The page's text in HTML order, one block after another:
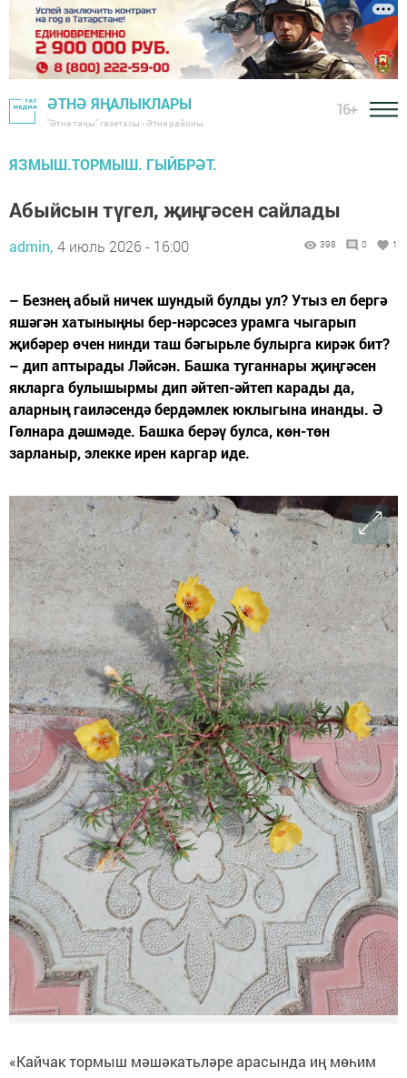
ӘТНӘ ЯҢАЛЫКЛАРЫ
"Әтнә таңы" газетасы - Әтнә районы
16+
ЯЗМЫШ.ТОРМЫШ. ГЫЙБРӘТ.
Абыйсын түгел, җиңгәсен сайлады
admin, 4 июль 2026 - 16:00 398 0 1
– Безнең абый ничек шундый булды ул? Утыз ел бергә
яшәгән хатыныңны бер-нәрсәсез урамга чыгарып
җибәрер өчен нинди таш бәгырьле булырга кирәк бит?
– дип аптырады Ләйсән. Башка туганнары җиңгәсен
якларга булышырмы дип әйтеп-әйтеп карады да,
аларның гаиләсендә бердәмлек юклыгына инанды. Ә
Гөлнара дәшмәде. Башка берәү булса, көн-төн
зарланыр, элекке ирен каргар иде.
«Кайчак тормыш мәшәкатьләре арасында иң мөһим